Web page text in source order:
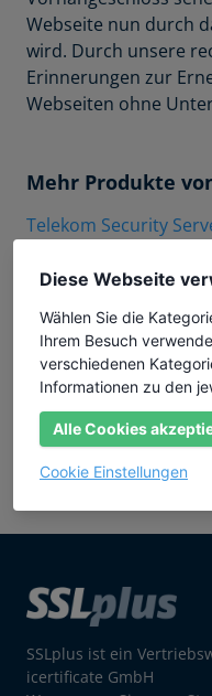
Webseite nun durch
wird. Durch unsere
Erinnerungen zur
Webseiten ohne
Mehr Produkte
Telekom Security
Telekom Security ID
Telekom Security ID
Telekom Security ID
Telekom Security ID
SSLplus ist ein
icertificate GmbH
Diese Webseite
Wählen Sie die
Ihrem Besuch
verschiedenen
Informationen zu den
Alle Cookies
Cookie Einstellungen